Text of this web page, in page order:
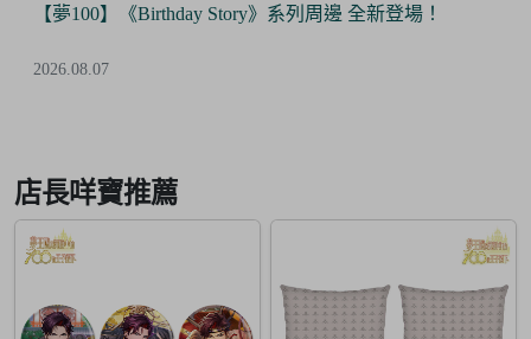
【Final Sale】人氣IP《大頭兒》精美絕版周邊 全面5折
2026.07.24
6
店長咩寶推薦